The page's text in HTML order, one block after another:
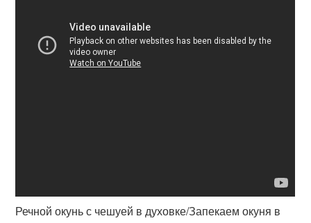
Речной окунь с чешуей в духовке/Запекаем окуня в